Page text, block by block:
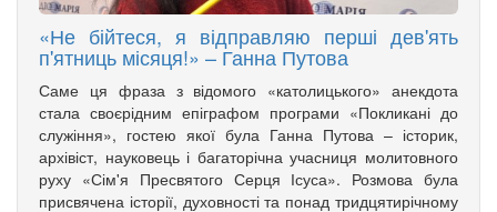
«Не бійтеся, я відправляю перші дев'ять
п'ятниць місяця!» – Ганна Путова
Саме ця фраза з відомого «католицького» анекдота
стала своєрідним епіграфом програми «Покликані до
служіння», гостею якої була Ганна Путова – історик,
архівіст, науковець і багаторічна учасниця молитовного
руху «Сім'я Пресвятого Серця Ісуса». Розмова була
присвячена історії, духовності та понад тридцятирічному